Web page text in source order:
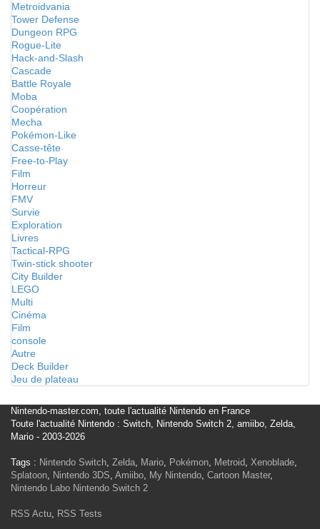
Metroidvania
Tower Defense
Dungeon RPG
Rogue-Lite
Hack-and-Slash
Cascade
Battle Royale
Moba
Coopération
Mecha
Pokémon-Like
Casse-tête
Free-to-Play
Film
Horreur
FMV
Survie
Exploration
Livres
Tactical-RPG
Twin-stick shooter
City Builder
LEGO
Multi
Cinéma
Film
console
Autre
Deck Builder
Jeu de plateau
Nintendo-master.com, toute l'actualité Nintendo en France
Toute l'actualité Nintendo : Switch, Nintendo Switch 2, amiibo, Zelda,
Mario - 2003-2026
Tags : Nintendo Switch, Zelda, Mario, Pokémon, Metroid, Xenoblade,
Splatoon, Nintendo 3DS, Amiibo, My Nintendo, Cartoon Master,
Nintendo Labo Nintendo Switch 2
RSS Actu, RSS Tests